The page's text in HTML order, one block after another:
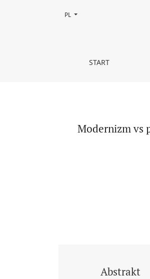
Modernizm vs
START
Zmień język, obecnie wybrany to:
PL
Modernizm vs
Abstrakt